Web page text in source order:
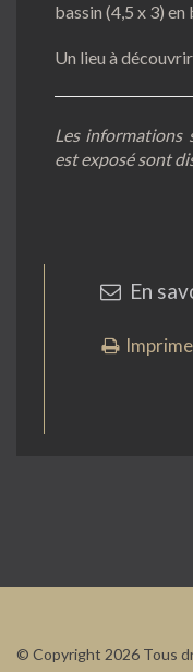
bassin (4,5 x 3)
Un lieu à
Les informations
est exposé sont
En
© Copyright 2026 Tous